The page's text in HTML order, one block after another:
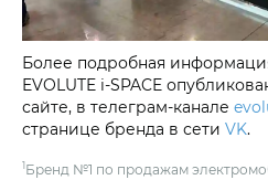
Более подробная
EVOLUTE i‑SPACE
сайте, в телеграм-канале
странице бренда в сети VK.
1Бренд №1 по продажам